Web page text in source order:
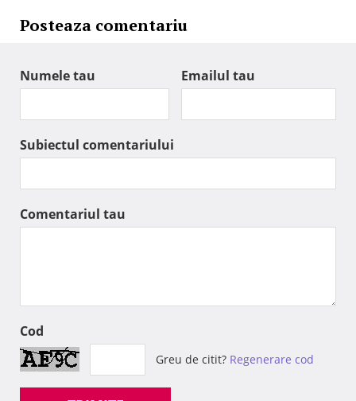
Posteaza comentariu
Numele tau Emailul tau
Subiectul comentariului
Comentariul tau
Cod
Greu de citit? Regenerare cod